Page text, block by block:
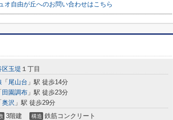
オ自由が丘へのお問い合わせはこちら
区玉堤 １丁目
「 尾山台 」駅 徒歩14分
田園調布 」駅 徒歩23分
奥沢 」駅 徒歩29分
3階建 構造 鉄筋コンクリート